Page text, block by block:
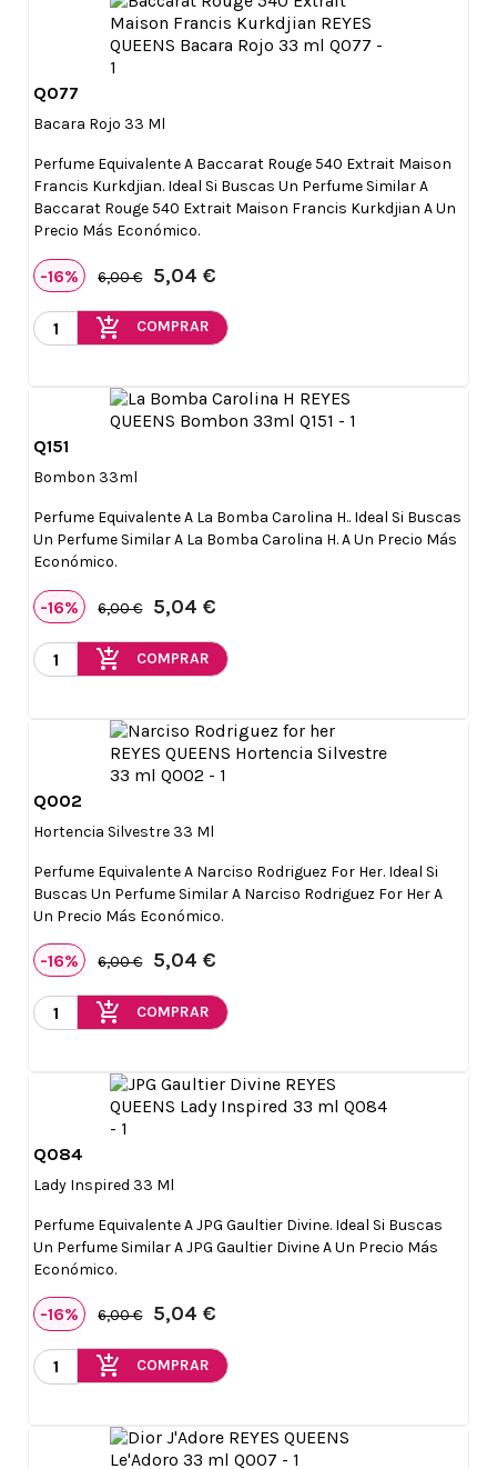
Q077
Bacara Rojo 33 Ml
Perfume Equivalente A Baccarat Rouge 540 Extrait Maison
Francis Kurkdjian. Ideal Si Buscas Un Perfume Similar A
Baccarat Rouge 540 Extrait Maison Francis Kurkdjian A Un
Precio Más Económico.
-16% 6,00 € 5,04 €
add_shopping_cart COMPRAR
Q151
Bombon 33ml
Perfume Equivalente A La Bomba Carolina H.. Ideal Si Buscas
Un Perfume Similar A La Bomba Carolina H. A Un Precio Más
Económico.
-16% 6,00 € 5,04 €
add_shopping_cart COMPRAR
Q002
Hortencia Silvestre 33 Ml
Perfume Equivalente A Narciso Rodriguez For Her. Ideal Si
Buscas Un Perfume Similar A Narciso Rodriguez For Her A
Un Precio Más Económico.
-16% 6,00 € 5,04 €
add_shopping_cart COMPRAR
Q084
Lady Inspired 33 Ml
Perfume Equivalente A JPG Gaultier Divine. Ideal Si Buscas
Un Perfume Similar A JPG Gaultier Divine A Un Precio Más
Económico.
-16% 6,00 € 5,04 €
add_shopping_cart COMPRAR